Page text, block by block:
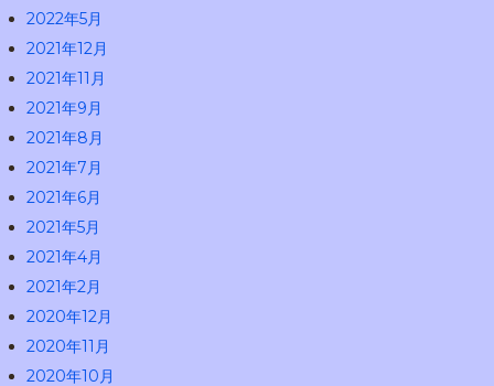
2022年5月
2021年12月
2021年11月
2021年9月
2021年8月
2021年7月
2021年6月
2021年5月
2021年4月
2021年2月
2020年12月
2020年11月
2020年10月